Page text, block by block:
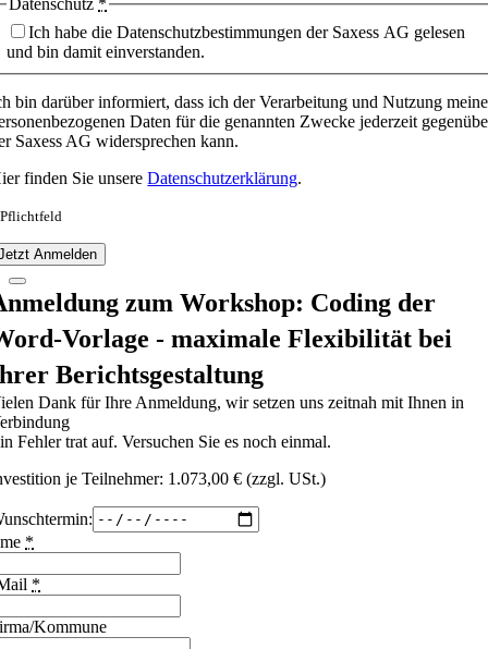
Datenschutz *
Ich habe die Datenschutzbestimmungen der Saxess AG gelesen
und bin damit einverstanden.
bin darüber informiert, dass ich der Verarbeitung und Nutzung
Daten für die genannten Zwecke jederzeit
Saxess AG widersprechen kann.
finden Sie unsereDatenschutzerklärung.
Anmelden
zum Workshop: Coding der
Vorlage - maximale Flexibilität bei
Berichtsgestaltung
Dank für Ihre Anmeldung, wir setzen uns zeitnah mit Ihnen in
Fehler trat auf. Versuchen Sie es noch einmal.
je Teilnehmer: 1.073,00 € (zzgl. USt.)
*
*
Kommune